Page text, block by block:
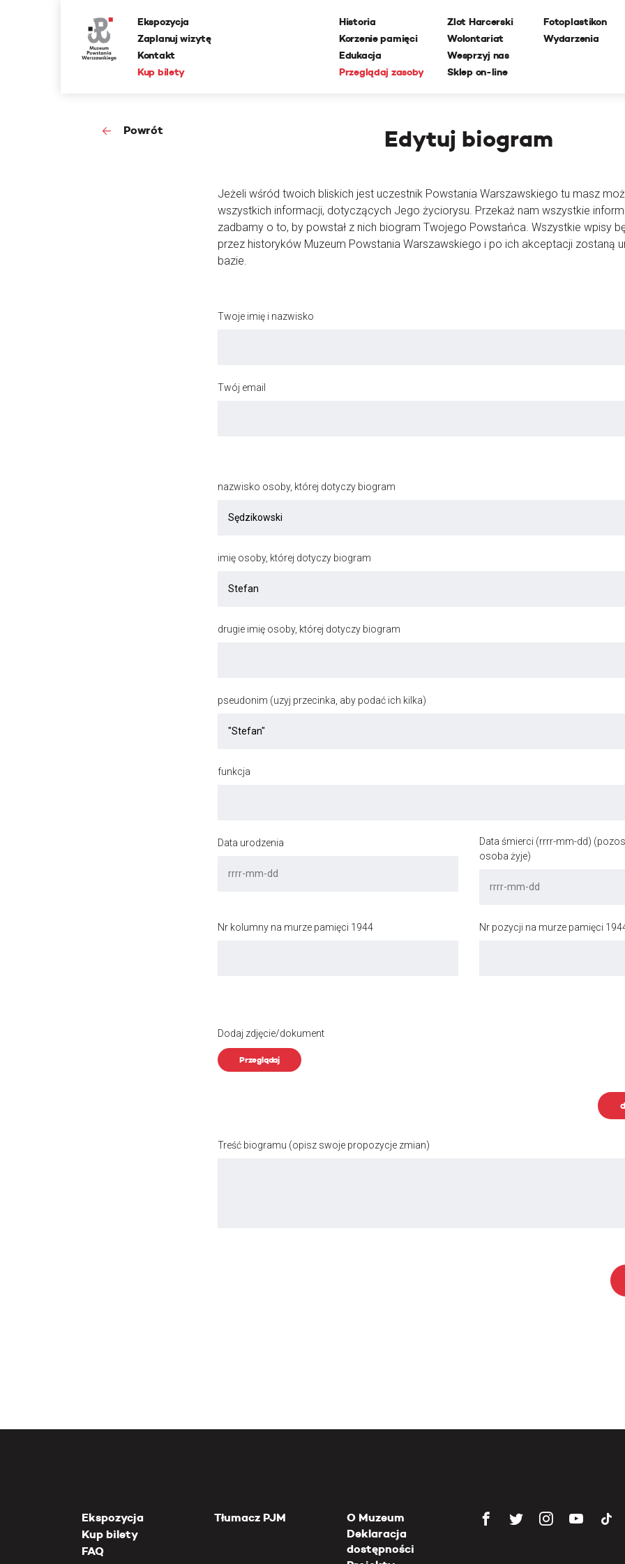
Ekspozycja
Zaplanuj wizytę
Kontakt
Kup bilety
Historia
Korzenie pamięci
Edukacja
Przeglądaj zasoby
Zlot Harcerski
Wolontariat
Wesprzyj nas
Sklep on-line
Fotoplastikon
Wydarzenia
Powrót Edytuj biogram
Jeżeli wśród twoich bliskich jest uczestnik Powstania Warszawskiego tu masz
wszystkich informacji, dotyczących Jego życiorysu. Przekaż nam wszystkie
zadbamy o to, by powstał z nich biogram Twojego Powstańca. Wszystkie wpisy
przez historyków Muzeum Powstania Warszawskiego i po ich akceptacji zostaną
bazie.
Twoje imię i nazwisko
Twój email
nazwisko osoby, której dotyczy biogram
imię osoby, której dotyczy biogram
drugie imię osoby, której dotyczy biogram
pseudonim (uzyj przecinka, aby podać ich kilka)
funkcja
Data urodzenia
Data śmierci (rrrr-mm-dd)
osoba żyje)
Nr kolumny na murze pamięci 1944 Nr pozycji na murze pamięci
Dodaj zdjęcie/dokument
Przeglądaj
Treść biogramu (opisz swoje propozycje zmian)
Ekspozycja
Kup bilety
FAQ
Tłumacz PJM
O Muzeum
Deklaracja
dostępności